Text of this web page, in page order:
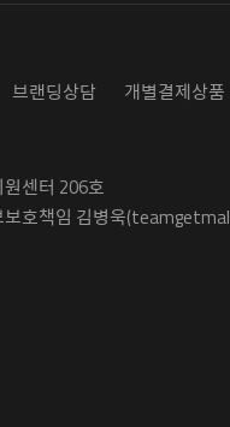
브랜딩상담 개별결제상품
센터 206호
보호책임 김병욱